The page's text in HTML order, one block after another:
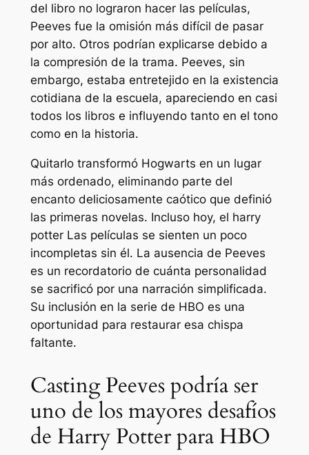
del libro no lograron hacer las películas,
Peeves fue la omisión más difícil de pasar
por alto. Otros podrían explicarse debido a
la compresión de la trama. Peeves, sin
embargo, estaba entretejido en la existencia
cotidiana de la escuela, apareciendo en casi
todos los libros e influyendo tanto en el tono
como en la historia.
Quitarlo transformó Hogwarts en un lugar
más ordenado, eliminando parte del
encanto deliciosamente caótico que definió
las primeras novelas. Incluso hoy, el harry
potterLas películas se sienten un poco
incompletas sin él. La ausencia de Peeves
es un recordatorio de cuánta personalidad
se sacrificó por una narración simplificada.
Su inclusión en la serie de HBO es una
oportunidad para restaurar esa chispa
faltante.
Casting Peeves podría ser
uno de los mayores desafíos
de Harry Potter para HBO